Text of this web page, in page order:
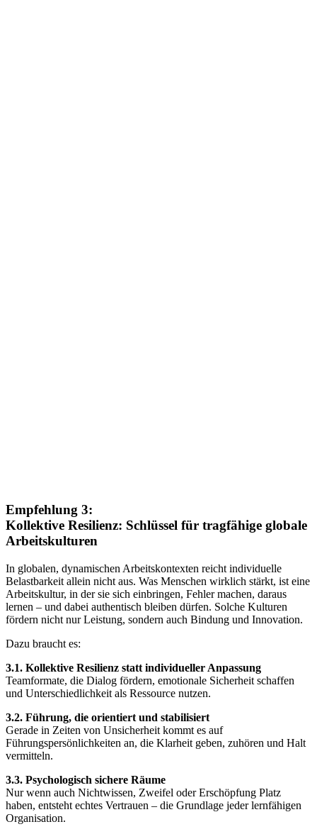
Empfehlung 3:
Kollektive Resilienz: Schlüssel für tragfähige globale
Arbeitskulturen
In globalen, dynamischen Arbeitskontexten reicht individuelle
Belastbarkeit allein nicht aus. Was Menschen wirklich stärkt, ist eine
Arbeitskultur, in der sie sich einbringen, Fehler machen, daraus
lernen – und dabei authentisch bleiben dürfen. Solche Kulturen
fördern nicht nur Leistung, sondern auch Bindung und Innovation.
Dazu braucht es:
3.1. Kollektive Resilienz statt individueller Anpassung
Teamformate, die Dialog fördern, emotionale Sicherheit schaffen
und Unterschiedlichkeit als Ressource nutzen.
3.2. Führung, die orientiert und stabilisiert
Gerade in Zeiten von Unsicherheit kommt es auf
Führungspersönlichkeiten an, die Klarheit geben, zuhören und Halt
vermitteln.
3.3. Psychologisch sichere Räume
Nur wenn auch Nichtwissen, Zweifel oder Erschöpfung Platz
haben, entsteht echtes Vertrauen – die Grundlage jeder lernfähigen
Organisation.